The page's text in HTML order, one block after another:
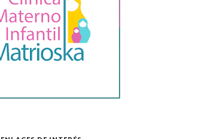
DEPOR...
EN EL DEPORTE